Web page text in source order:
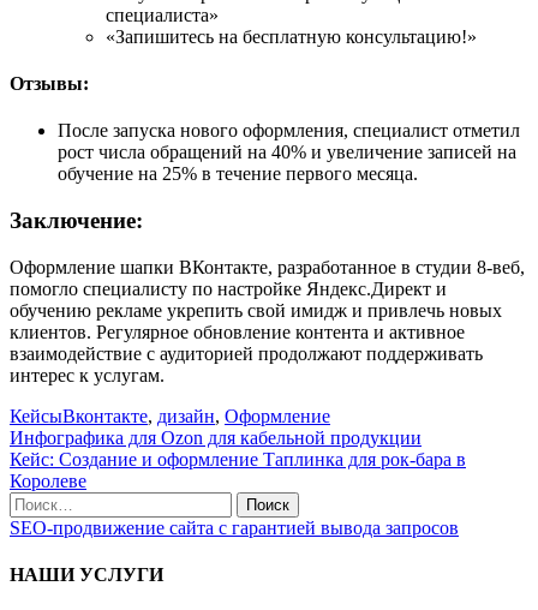
специалиста»
«Запишитесь на бесплатную консультацию!»
Отзывы:
После запуска нового оформления, специалист отметил
рост числа обращений на 40% и увеличение записей на
обучение на 25% в течение первого месяца.
Заключение:
Оформление шапки ВКонтакте, разработанное в студии 8-веб,
помогло специалисту по настройке Яндекс.Директ и
обучению рекламе укрепить свой имидж и привлечь новых
клиентов. Регулярное обновление контента и активное
взаимодействие с аудиторией продолжают поддерживать
интерес к услугам.
КейсыВконтакте, дизайн, Оформление
Инфографика для Ozon для кабельной продукции
Кейс: Создание и оформление Таплинка для рок-бара в
Королеве
SEO-продвижение сайта с гарантией вывода запросов
НАШИ УСЛУГИ